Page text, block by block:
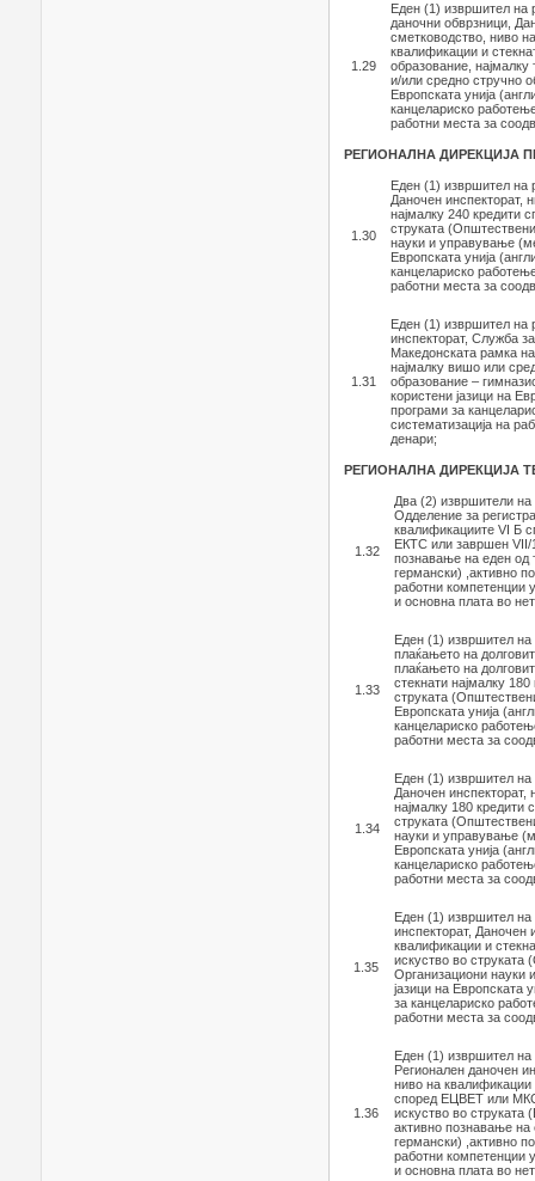
1.29
Еден (1) извршител на
даночни обврзници,
сметководство, ниво
квалификации и
образование,
и/или средно стручно
Европската унија
канцелариско
работни места за
РЕГИОНАЛНА ДИРЕКЦИЈА
1.30
Еден (1) извршител на
Даночен инспекторат,
најмалку 240 кредити
струката
науки и управување
Европската унија
канцелариско
работни места за
1.31
Еден (1) извршител на
инспекторат, Служба
Македонската рамка
најмалку вишо или
образование –
користени јазици на
програми за
систематизација на
денари;
РЕГИОНАЛНА ДИРЕКЦИЈА
1.32
Два (2) извршители
Одделение за
квалификациите VI Б
ЕКТС или завршен VII/
познавање на еден од
германски) ,активно
работни компетенции
и основна плата во
1.33
Еден (1) извршител
плаќањето на
плаќањето на
стекнати најмалку
струката
Европската унија
канцелариско
работни места за
1.34
Еден (1) извршител на
Даночен
најмалку 180 кредити
струката
науки и управување
Европската унија
канцелариско
работни места за
1.35
Еден (1) извршител
инспекторат, Даночен
квалификации и
искуство во струката
Организациони науки
јазици на Европската
за канцелариско
работни места за
1.36
Еден (1) извршител
Регионален даночен
ниво на квалификации
според ЕЦВЕТ или
искуство во струката
активно познавање на
германски) ,активно
работни компетенции
и основна плата во